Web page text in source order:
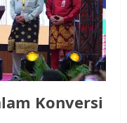
Konversi